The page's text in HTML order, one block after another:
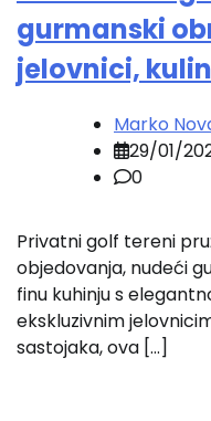
gurmanski
jelovnici,
Marko
29/01/
0
Privatni golf tereni
objedovanja, nudeći
finu kuhinju s
ekskluzivnim
sastojaka, ova […]